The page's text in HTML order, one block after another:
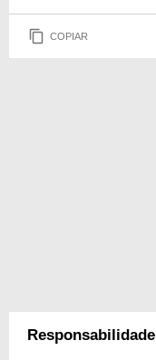
COPIAR
Responsabilidade